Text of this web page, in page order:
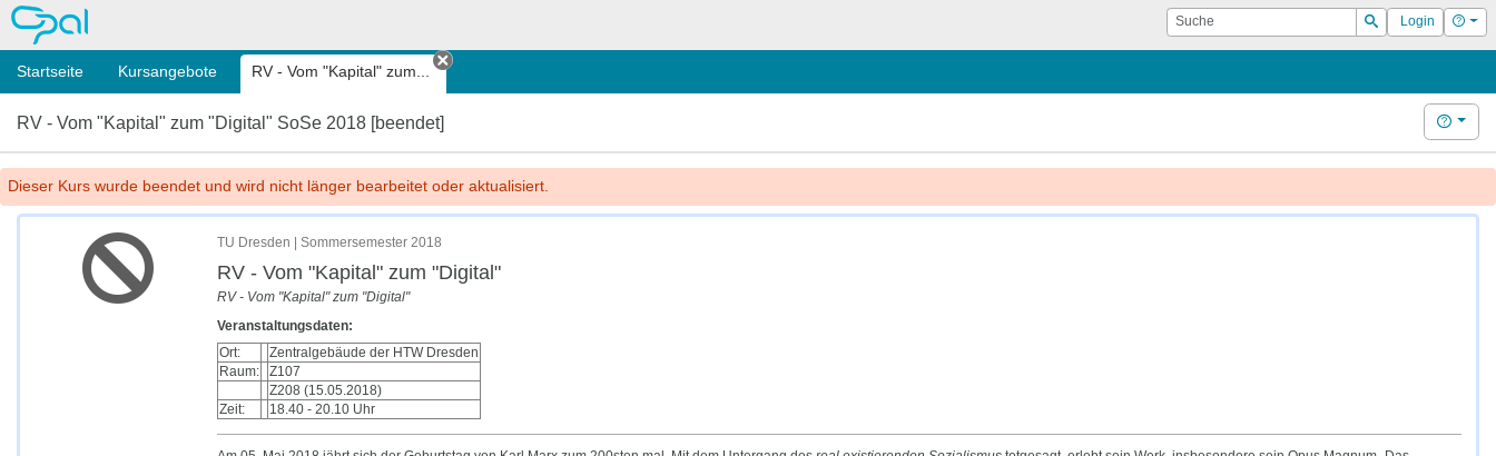
OPAL Suche
Suchen
Login Hilfe
Startseite Kursangebote RV - Vom "Kapital" zum...
Tab schließen
RV - Vom "Kapital" zum "Digital" SoSe 2018 [beendet] Hilfe
Dieser Kurs wurde beendet und wird nicht länger bearbeitet oder aktualisiert.
TU Dresden | Sommersemester 2018
RV - Vom "Kapital" zum "Digital"
RV - Vom "Kapital" zum "Digital"
Veranstaltungsdaten:
Ort:
Zentralgebäude der HTW Dresden
Raum:
Z107
Z208 (15.05.2018)
Zeit:
18.40 - 20.10 Uhr